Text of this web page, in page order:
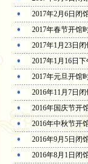
2017年2月6日闭
2017年春节开馆
2017年1月23日
2017年1月16日
2017年元旦开馆
2016年11月7日
2016年国庆节开
2016年中秋节开
2016年9月5日闭
2016年8月1日闭